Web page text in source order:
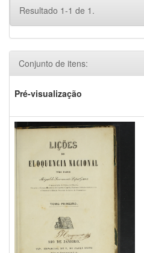
Resultado 1-1 de 1.
Conjunto de itens:
Pré-visualização